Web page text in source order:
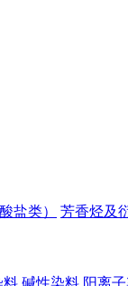
盐类） 芳香烃及
料 碱性染料 阳离